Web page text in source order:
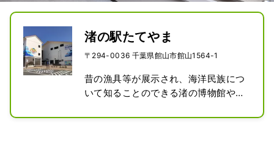
渚の駅たてやま
〒294-0036 千葉県館山市館山1564-1
昔の漁具等が展示され、海洋民族につ
いて知ることのできる渚の博物館や、
館山湾を一望できる展望デッキ、館山